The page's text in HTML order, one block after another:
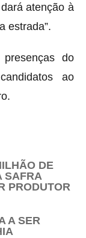
atenção à
estrada”.
do
ao
DE
SAFRA
PRODUTOR
A SER